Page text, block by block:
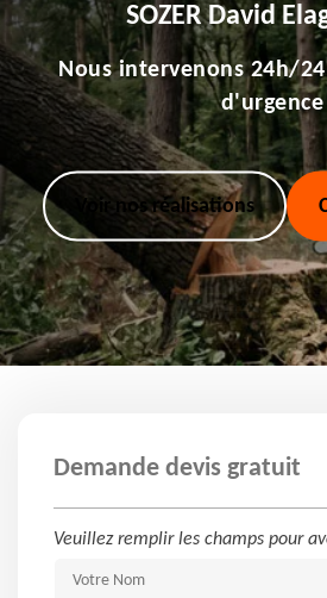
SOZER David
Nous intervenons 24h/
d'urgence
Voir nos réalisations
Demande devis gratuit
Veuillez remplir les champs pour